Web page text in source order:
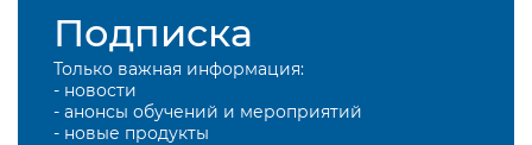
Подписка
Только важная информация:
- новости
- анонсы обучений и мероприятий
- новые продукты